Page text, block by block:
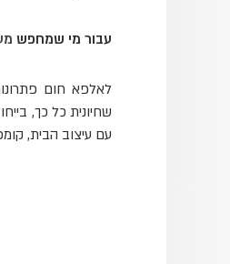
עבור מי שמחפש
לאלפא חום
שחיונית כל כך,
עם עיצוב הבית,